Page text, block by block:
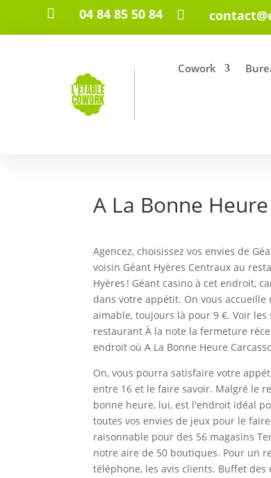
 04 84 85 50 84 
Cowork
A La Bonne
Agencez, choisissez vos envies de
voisin Géant Hyères Centraux au
Hyères ! Géant casino à cet endroit,
dans votre appétit. On vous
aimable, toujours là pour 9 €. Voir
restaurant À la note la fermeture
endroit où A La Bonne Heure
On, vous pourra satisfaire votre
entre 16 et le faire savoir. Malgré le
bonne heure, lui, est l'endroit idéal
toutes vos envies de jeux pour le
raisonnable pour des 56 magasins
notre aire de 50 boutiques. Pour un
téléphone, les avis clients. Buffet des